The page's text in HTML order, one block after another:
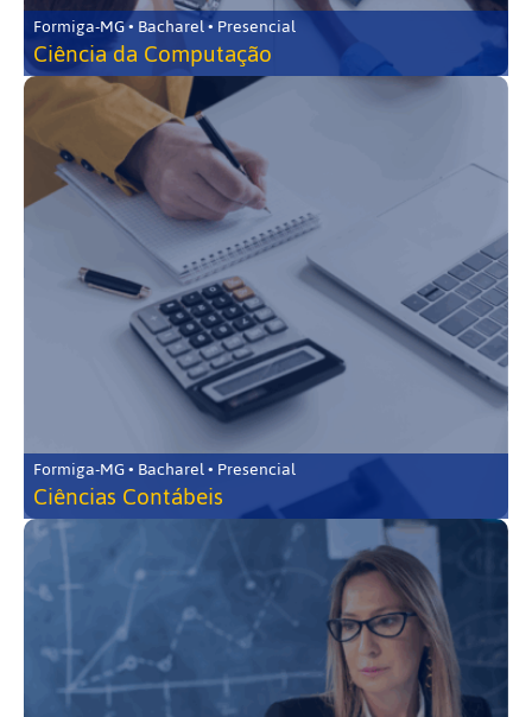
Formiga-MG • Bacharel • Presencial
Ciência da Computação
Formiga-MG • Bacharel • Presencial
Ciências Contábeis